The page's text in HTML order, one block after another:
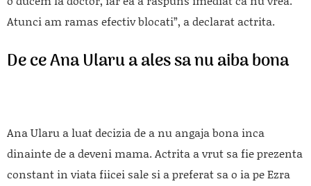
Atunci am ramas efectiv blocati”, a declarat actrita.
De ce Ana Ularu a ales sa nu aiba bona
Ana Ularu a luat decizia de a nu angaja bona inca
dinainte de a deveni mama. Actrita a vrut sa fie prezenta
constant in viata fiicei sale si a preferat sa o ia pe Ezra